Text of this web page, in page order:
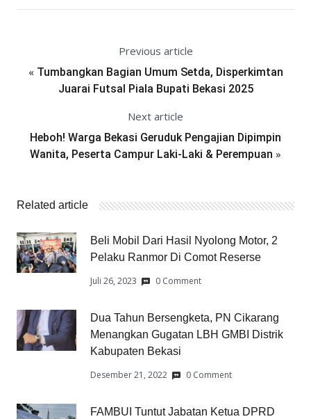
Previous article
« Tumbangkan Bagian Umum Setda, Disperkimtan
Juarai Futsal Piala Bupati Bekasi 2025
Next article
Heboh! Warga Bekasi Geruduk Pengajian Dipimpin
Wanita, Peserta Campur Laki-Laki & Perempuan »
Related article
Beli Mobil Dari Hasil Nyolong Motor, 2
Pelaku Ranmor Di Comot Reserse
Juli 26, 2023 0 Comment
Dua Tahun Bersengketa, PN Cikarang
Menangkan Gugatan LBH GMBI Distrik
Kabupaten Bekasi
Desember 21, 2022 0 Comment
FAMBUI Tuntut Jabatan Ketua DPRD